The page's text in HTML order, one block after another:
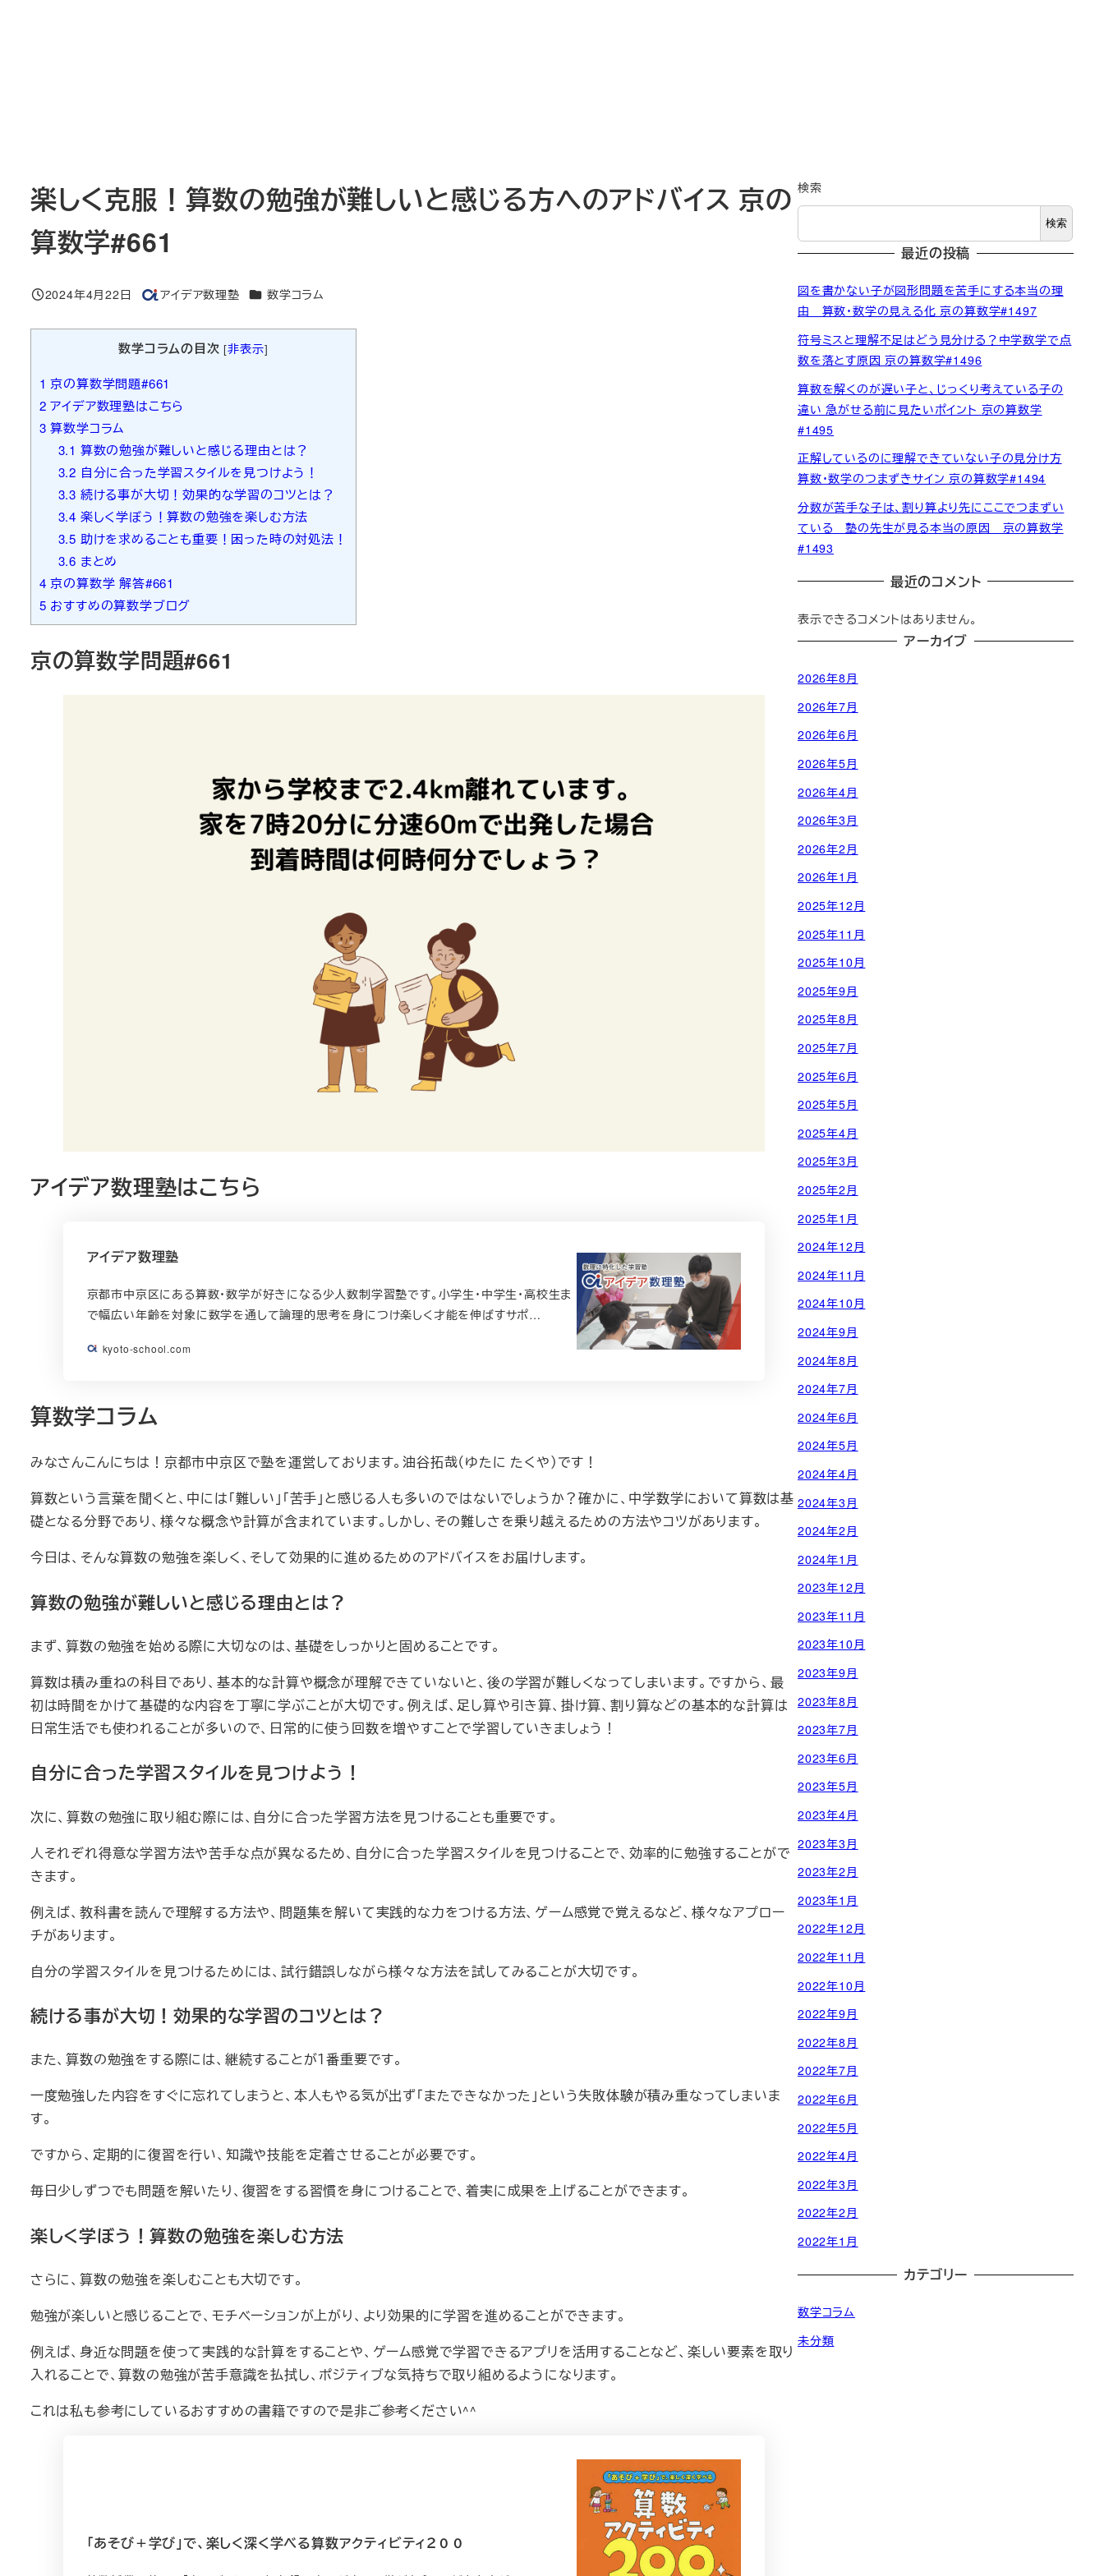
楽しく克服！算数の勉強が難しいと感じる方へのアドバイス 京の
算数学#661
投稿日
2024年4月22日
著
アイデア数理塾 カテゴリー
数学コラム
数学コラムの目次 [非表示]
1 京の算数学問題#661
2 アイデア数理塾はこちら
3 算数学コラム
3.1 算数の勉強が難しいと感じる理由とは？
3.2 自分に合った学習スタイルを見つけよう！
3.3 続ける事が大切！効果的な学習のコツとは？
3.4 楽しく学ぼう！算数の勉強を楽しむ方法
3.5 助けを求めることも重要！困った時の対処法！
3.6 まとめ
4 京の算数学 解答#661
5 おすすめの算数学ブログ
京の算数学問題#661
アイデア数理塾はこちら
アイデア数理塾
京都市中京区にある算数・数学が好きになる少人数制学習塾です。小学生・中学生・高校生ま
で幅広い年齢を対象に数学を通して論理的思考を身につけ楽しく才能を伸ばすサポ…
kyoto-school.com
算数学コラム
みなさんこんにちは！京都市中京区で塾を運営しております。油谷拓哉（ゆたに たくや）です！
算数という言葉を聞くと、中には「難しい」「苦手」と感じる人も多いのではないでしょうか？確かに、中学数学において算数は基
礎となる分野であり、様々な概念や計算が含まれています。しかし、その難しさを乗り越えるための方法やコツがあります。
今日は、そんな算数の勉強を楽しく、そして効果的に進めるためのアドバイスをお届けします。
算数の勉強が難しいと感じる理由とは？
まず、算数の勉強を始める際に大切なのは、基礎をしっかりと固めることです。
算数は積み重ねの科目であり、基本的な計算や概念が理解できていないと、後の学習が難しくなってしまいます。ですから、最
初は時間をかけて基礎的な内容を丁寧に学ぶことが大切です。例えば、足し算や引き算、掛け算、割り算などの基本的な計算は
日常生活でも使われることが多いので、日常的に使う回数を増やすことで学習していきましょう！
自分に合った学習スタイルを見つけよう！
次に、算数の勉強に取り組む際には、自分に合った学習方法を見つけることも重要です。
人それぞれ得意な学習方法や苦手な点が異なるため、自分に合った学習スタイルを見つけることで、効率的に勉強することがで
きます。
例えば、教科書を読んで理解する方法や、問題集を解いて実践的な力をつける方法、ゲーム感覚で覚えるなど、様々なアプロー
チがあります。
自分の学習スタイルを見つけるためには、試行錯誤しながら様々な方法を試してみることが大切です。
続ける事が大切！効果的な学習のコツとは？
また、算数の勉強をする際には、継続することが１番重要です。
一度勉強した内容をすぐに忘れてしまうと、本人もやる気が出ず「またできなかった」という失敗体験が積み重なってしまいま
す。
ですから、定期的に復習を行い、知識や技能を定着させることが必要です。
毎日少しずつでも問題を解いたり、復習をする習慣を身につけることで、着実に成果を上げることができます。
楽しく学ぼう！算数の勉強を楽しむ方法
さらに、算数の勉強を楽しむことも大切です。
勉強が楽しいと感じることで、モチベーションが上がり、より効果的に学習を進めることができます。
例えば、身近な問題を使って実践的な計算をすることや、ゲーム感覚で学習できるアプリを活用することなど、楽しい要素を取り
入れることで、算数の勉強が苦手意識を払拭し、ポジティブな気持ちで取り組めるようになります。
これは私も参考にしているおすすめの書籍ですので是非ご参考ください^^
「あそび＋学び」で、楽しく深く学べる算数アクティビティ２００
検索
検索
最近の投稿
図を書かない子が図形問題を苦手にする本当の理
由 算数・数学の見える化 京の算数学#1497
符号ミスと理解不足はどう見分ける？中学数学で点
数を落とす原因 京の算数学#1496
算数を解くのが遅い子と、じっくり考えている子の
違い 急がせる前に見たいポイント 京の算数学
#1495
正解しているのに理解できていない子の見分け方
算数・数学のつまずきサイン 京の算数学#1494
分数が苦手な子は、割り算より先にここでつまずい
ている 塾の先生が見る本当の原因 京の算数学
#1493
最近のコメント
表示できるコメントはありません。
アーカイブ
2026年8月
2026年7月
2026年6月
2026年5月
2026年4月
2026年3月
2026年2月
2026年1月
2025年12月
2025年11月
2025年10月
2025年9月
2025年8月
2025年7月
2025年6月
2025年5月
2025年4月
2025年3月
2025年2月
2025年1月
2024年12月
2024年11月
2024年10月
2024年9月
2024年8月
2024年7月
2024年6月
2024年5月
2024年4月
2024年3月
2024年2月
2024年1月
2023年12月
2023年11月
2023年10月
2023年9月
2023年8月
2023年7月
2023年6月
2023年5月
2023年4月
2023年3月
2023年2月
2023年1月
2022年12月
2022年11月
2022年10月
2022年9月
2022年8月
2022年7月
2022年6月
2022年5月
2022年4月
2022年3月
2022年2月
2022年1月
カテゴリー
数学コラム
未分類